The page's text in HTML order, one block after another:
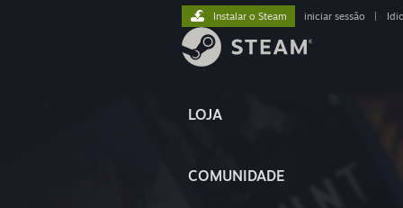
LOJA
COMUNIDADE
Instalar o Steam iniciar sessão